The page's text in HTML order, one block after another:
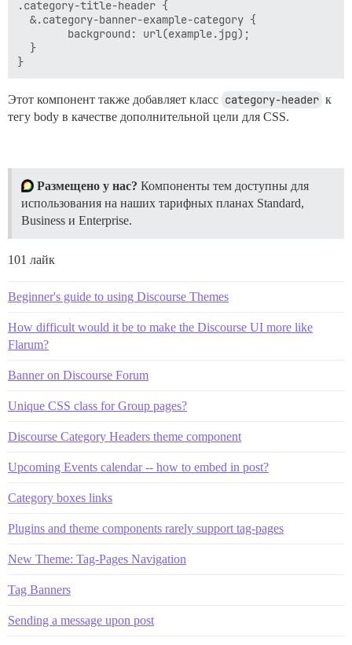
.category-title-header {
  &.category-banner-example-category {
        background: url(example.jpg);
  }
Этот компонент также добавляет класс category-header к
тегу body в качестве дополнительной цели для CSS.
Размещено у нас? Компоненты тем доступны для
использования на наших тарифных планах Standard,
Business и Enterprise.
101 лайк
Beginner's guide to using Discourse Themes
How difficult would it be to make the Discourse UI more like
Flarum?
Banner on Discourse Forum
Unique CSS class for Group pages?
Discourse Category Headers theme component
Upcoming Events calendar -- how to embed in post?
Category boxes links
Plugins and theme components rarely support tag-pages
New Theme: Tag-Pages Navigation
Tag Banners
Sending a message upon post